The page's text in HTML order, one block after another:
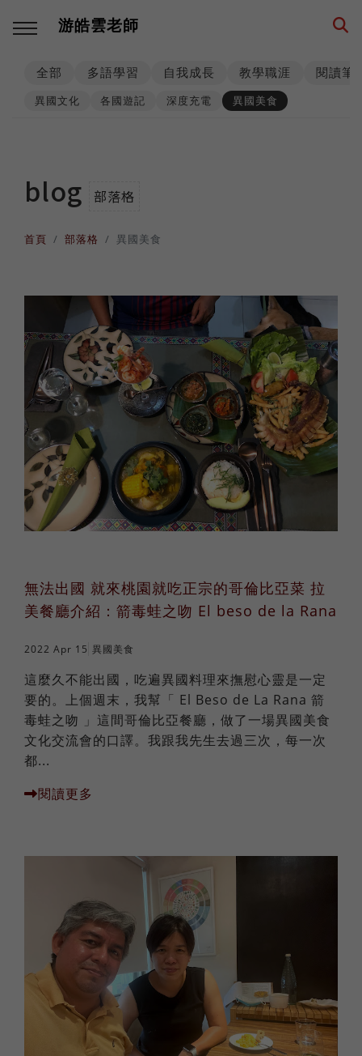
游皓雲老師
回主選單
法語
外國人學中文
俄語
回主選單
專業精進
職場倫理
回主選單
思維升級
回主選單
從零到一
回主選單
異國美食
回主選單
異國婚姻
棒球魂
全部 多語學習 自我成長 教學職涯 閱讀筆
異國文化 各國遊記 深度充電 異國美食
blog 部落格
首頁 部落格 異國美食
無法出國 就來桃園就吃正宗的哥倫比亞菜 拉
美餐廳介紹：箭毒蛙之吻 El beso de la Rana
2022 Apr 15 異國美食
這麼久不能出國，吃遍異國料理來撫慰心靈是一定
要的。上個週末，我幫「 El Beso de La Rana 箭
毒蛙之吻 」這間哥倫比亞餐廳，做了一場異國美食
文化交流會的口譯。我跟我先生去過三次，每一次
都...
閱讀更多